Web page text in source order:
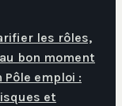
les rôles,
bon moment
emploi :
et